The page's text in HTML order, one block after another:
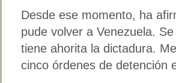
Desde ese momento, ha
pude volver a Venezuela.
tiene ahorita la dictadura.
cinco órdenes de detención